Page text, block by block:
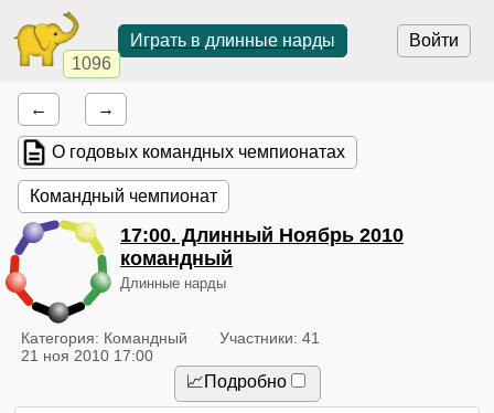
1096
Войти
Играть в длинные нарды
← →
О годовых командных чемпионатах
Командный чемпионат
17:00. Длинный Ноябрь 2010
командный
Длинные нарды
Категория: Командный
Участники: 41
21 ноя 2010 17:00
📈Подробно